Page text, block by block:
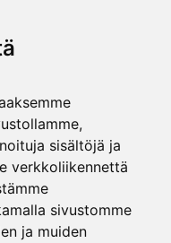
sisältöjä ja
verkkoliikennettä
sivustomme
ja muiden